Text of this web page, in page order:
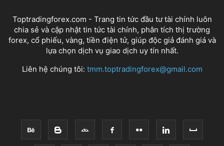
Toptradingforex.com - Trang tin tức đầu tư tài chính luôn
chia sẻ và cập nhật tin tức tài chính, phân tích thị trường
forex, cổ phiếu, vàng, tiền điện tử, giúp độc giả đánh giá và
lựa chọn dịch vụ giao dịch uy tín nhất.
Liên hệ chúng tôi: tmm.toptradingforex@gmail.com